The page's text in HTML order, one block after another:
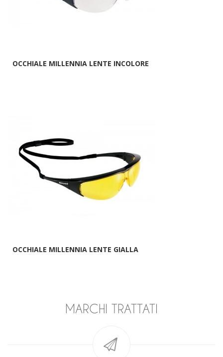
OCCHIALE MILLENNIA LENTE INCOLORE
OCCHIALE MILLENNIA LENTE GIALLA
MARCHI TRATTATI